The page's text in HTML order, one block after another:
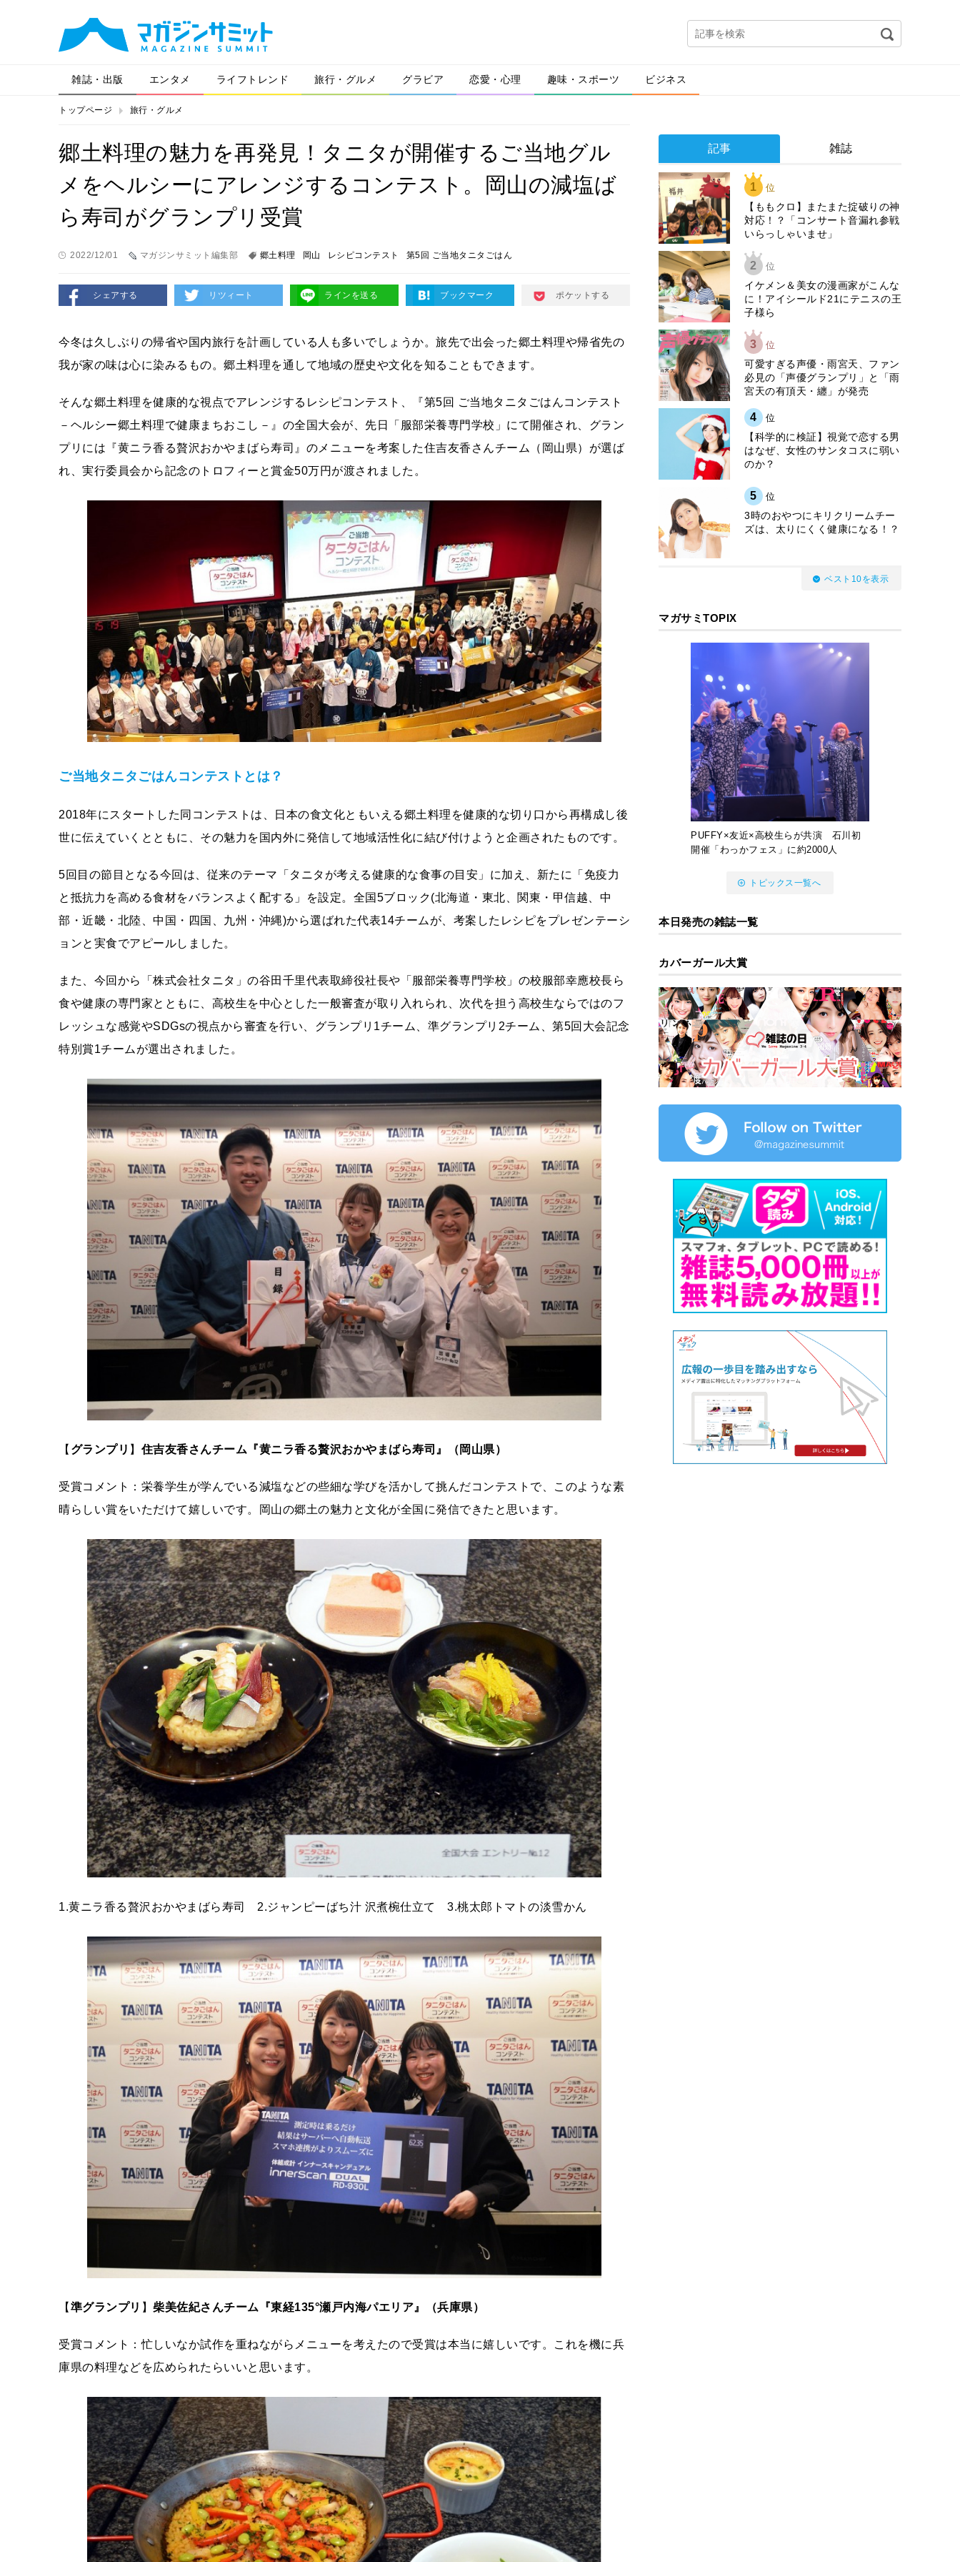
雑誌・出版 エンタメ ライフトレンド 旅行・グルメ グラビア 恋愛・心理 趣味・スポーツ ビジネス
トップページ 旅行・グルメ
郷土料理の魅力を再発見！タニタが開催するご当地グル
メをヘルシーにアレンジするコンテスト。岡山の減塩ば
ら寿司がグランプリ受賞
2022/12/01 マガジンサミット編集部 郷土料理 岡山 レシピコンテスト 第5回 ご当地タニタごはん
シェアする リツィート ラインを送る ブックマーク ポケットする
今冬は久しぶりの帰省や国内旅行を計画している人も多いでしょうか。旅先で出会った郷土料理や帰省先の
我が家の味は心に染みるもの。郷土料理を通して地域の歴史や文化を知ることもできます。
そんな郷土料理を健康的な視点でアレンジするレシピコンテスト、『第5回 ご当地タニタごはんコンテスト
－ヘルシー郷土料理で健康まちおこし－』の全国大会が、先日「服部栄養専門学校」にて開催され、グラン
プリには『黄ニラ香る贅沢おかやまばら寿司』のメニューを考案した住吉友香さんチーム（岡山県）が選ば
れ、実行委員会から記念のトロフィーと賞金50万円が渡されました。
ご当地タニタごはんコンテストとは？
2018年にスタートした同コンテストは、日本の食文化ともいえる郷土料理を健康的な切り口から再構成し後
世に伝えていくとともに、その魅力を国内外に発信して地域活性化に結び付けようと企画されたものです。
5回目の節目となる今回は、従来のテーマ「タニタが考える健康的な食事の目安」に加え、新たに「免疫力
と抵抗力を高める食材をバランスよく配する」を設定。全国5ブロック(北海道・東北、関東・甲信越、中
部・近畿・北陸、中国・四国、九州・沖縄)から選ばれた代表14チームが、考案したレシピをプレゼンテーシ
ョンと実食でアピールしました。
また、今回から「株式会社タニタ」の谷田千里代表取締役社長や「服部栄養専門学校」の校服部幸應校長ら
食や健康の専門家とともに、高校生を中心とした一般審査が取り入れられ、次代を担う高校生ならではのフ
レッシュな感覚やSDGsの視点から審査を行い、グランプリ1チーム、準グランプリ2チーム、第5回大会記念
特別賞1チームが選出されました。
【 グランプリ 】 住吉友香さんチーム『黄ニラ香る贅沢おかやまばら寿司』（岡山県）
受賞コメント：栄養学生が学んでいる減塩などの些細な学びを活かして挑んだコンテストで、このような素
晴らしい賞をいただけて嬉しいです。岡山の郷土の魅力と文化が全国に発信できたと思います。
1.黄ニラ香る贅沢おかやまばら寿司 2.ジャンピーばち汁 沢煮椀仕立て 3.桃太郎トマトの淡雪かん
【 準グランプリ 】 柴美佐紀さんチーム『東経135°瀬戸内海パエリア』（兵庫県）
受賞コメント：忙しいなか試作を重ねながらメニューを考えたので受賞は本当に嬉しいです。これを機に兵
庫県の料理などを広められたらいいと思います。
記事 雑誌
1 位
【ももクロ】またまた掟破りの神
対応！？「コンサート音漏れ参戦
いらっしゃいませ」
2 位
イケメン＆美女の漫画家がこんな
に！アイシールド21にテニスの王
子様ら
3 位
可愛すぎる声優・雨宮天、ファン
必見の「声優グランプリ」と「雨
宮天の有頂天・纏」が発売
4 位
【科学的に検証】視覚で恋する男
はなぜ、女性のサンタコスに弱い
のか？
5 位
3時のおやつにキリクリームチー
ズは、太りにくく健康になる！？
ベスト10を表示
マガサミTOPIX
PUFFY×友近×高校生らが共演 石川初
開催「わっかフェス」に約2000人
トピックス一覧へ
本日発売の雑誌一覧
カバーガール大賞